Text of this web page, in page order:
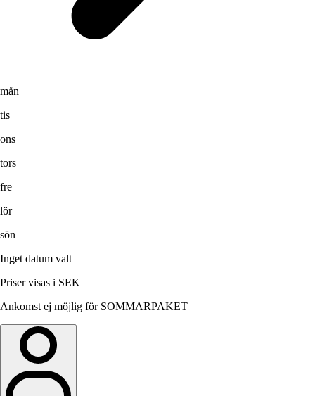
mån
tis
ons
tors
fre
lör
sön
Inget datum valt
Priser visas i SEK
Ankomst ej möjlig för SOMMARPAKET